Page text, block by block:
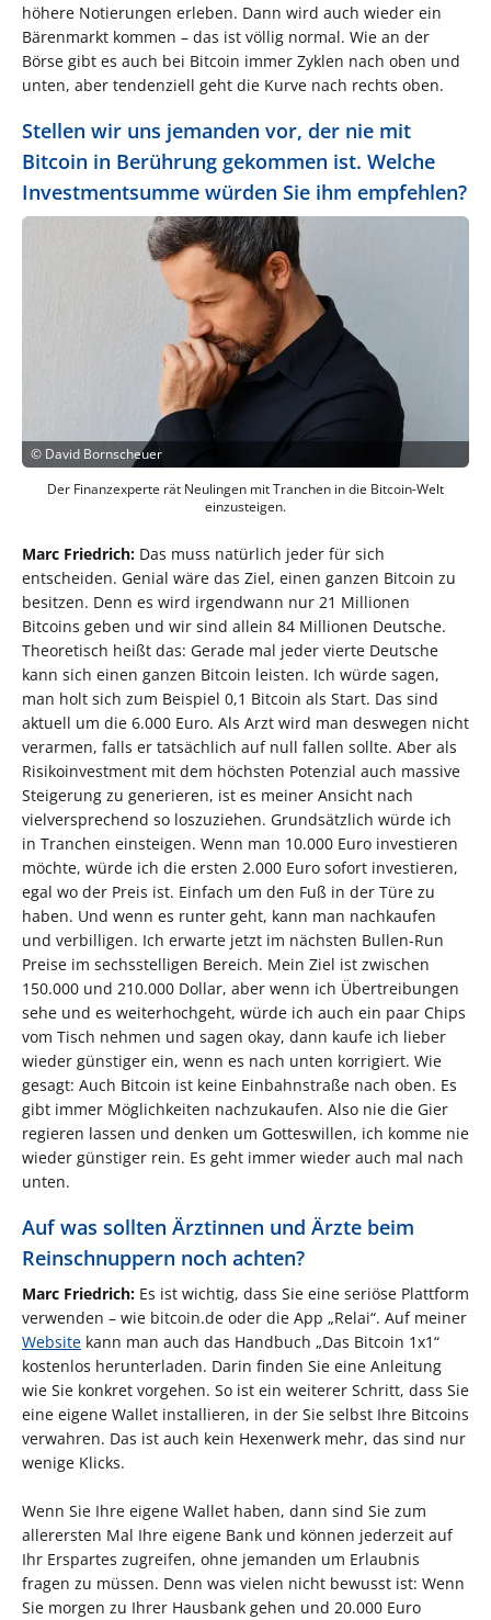
höhere Notierungen erleben. Dann wird auch wieder ein
Bärenmarkt kommen – das ist völlig normal. Wie an der
Börse gibt es auch bei Bitcoin immer Zyklen nach oben und
unten, aber tendenziell geht die Kurve nach rechts oben.
Stellen wir uns jemanden vor, der nie mit
Bitcoin in Berührung gekommen ist. Welche
Investmentsumme würden Sie ihm empfehlen?
© David Bornscheuer
Der Finanzexperte rät Neulingen mit Tranchen in die Bitcoin-Welt
einzusteigen.
Marc Friedrich: Das muss natürlich jeder für sich
entscheiden. Genial wäre das Ziel, einen ganzen Bitcoin zu
besitzen. Denn es wird irgendwann nur 21 Millionen
Bitcoins geben und wir sind allein 84 Millionen Deutsche.
Theoretisch heißt das: Gerade mal jeder vierte Deutsche
kann sich einen ganzen Bitcoin leisten. Ich würde sagen,
man holt sich zum Beispiel 0,1 Bitcoin als Start. Das sind
aktuell um die 6.000 Euro. Als Arzt wird man deswegen nicht
verarmen, falls er tatsächlich auf null fallen sollte. Aber als
Risikoinvestment mit dem höchsten Potenzial auch massive
Steigerung zu generieren, ist es meiner Ansicht nach
vielversprechend so loszuziehen. Grundsätzlich würde ich
in Tranchen einsteigen. Wenn man 10.000 Euro investieren
möchte, würde ich die ersten 2.000 Euro sofort investieren,
egal wo der Preis ist. Einfach um den Fuß in der Türe zu
haben. Und wenn es runter geht, kann man nachkaufen
und verbilligen. Ich erwarte jetzt im nächsten Bullen-Run
Preise im sechsstelligen Bereich. Mein Ziel ist zwischen
150.000 und 210.000 Dollar, aber wenn ich Übertreibungen
sehe und es weiterhochgeht, würde ich auch ein paar Chips
vom Tisch nehmen und sagen okay, dann kaufe ich lieber
wieder günstiger ein, wenn es nach unten korrigiert. Wie
gesagt: Auch Bitcoin ist keine Einbahnstraße nach oben. Es
gibt immer Möglichkeiten nachzukaufen. Also nie die Gier
regieren lassen und denken um Gotteswillen, ich komme nie
wieder günstiger rein. Es geht immer wieder auch mal nach
unten.
Auf was sollten Ärztinnen und Ärzte beim
Reinschnuppern noch achten?
Marc Friedrich: Es ist wichtig, dass Sie eine seriöse Plattform
verwenden – wie bitcoin.de oder die App „Relai“. Auf meiner
Website kann man auch das Handbuch „Das Bitcoin 1x1“
kostenlos herunterladen. Darin finden Sie eine Anleitung
wie Sie konkret vorgehen. So ist ein weiterer Schritt, dass Sie
eine eigene Wallet installieren, in der Sie selbst Ihre Bitcoins
verwahren. Das ist auch kein Hexenwerk mehr, das sind nur
wenige Klicks.
Wenn Sie Ihre eigene Wallet haben, dann sind Sie zum
allerersten Mal Ihre eigene Bank und können jederzeit auf
Ihr Erspartes zugreifen, ohne jemanden um Erlaubnis
fragen zu müssen. Denn was vielen nicht bewusst ist: Wenn
Sie morgen zu Ihrer Hausbank gehen und 20.000 Euro